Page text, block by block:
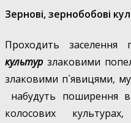
Зернові, зернобобові
Проходить заселення
культур злаковими
злаковими п`явицями,
набудуть поширення
колосових